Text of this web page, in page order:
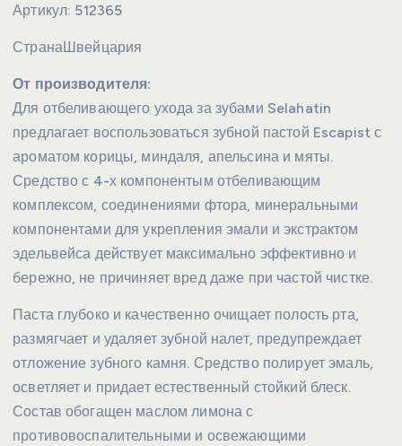
Артикул: 512365
СтранаШвейцария
От производителя:
Для отбеливающего ухода за зубами Selahatin
предлагает воспользоваться зубной пастой Escapist с
ароматом корицы, миндаля, апельсина и мяты.
Средство с 4-х компонентым отбеливающим
комплексом, соединениями фтора, минеральными
компонентами для укрепления эмали и экстрактом
эдельвейса действует максимально эффективно и
бережно, не причиняет вред даже при частой чистке.
Паста глубоко и качественно очищает полость рта,
размягчает и удаляет зубной налет, предупреждает
отложение зубного камня. Средство полирует эмаль,
осветляет и придает естественный стойкий блеск.
Состав обогащен маслом лимона с
противовоспалительными и освежающими